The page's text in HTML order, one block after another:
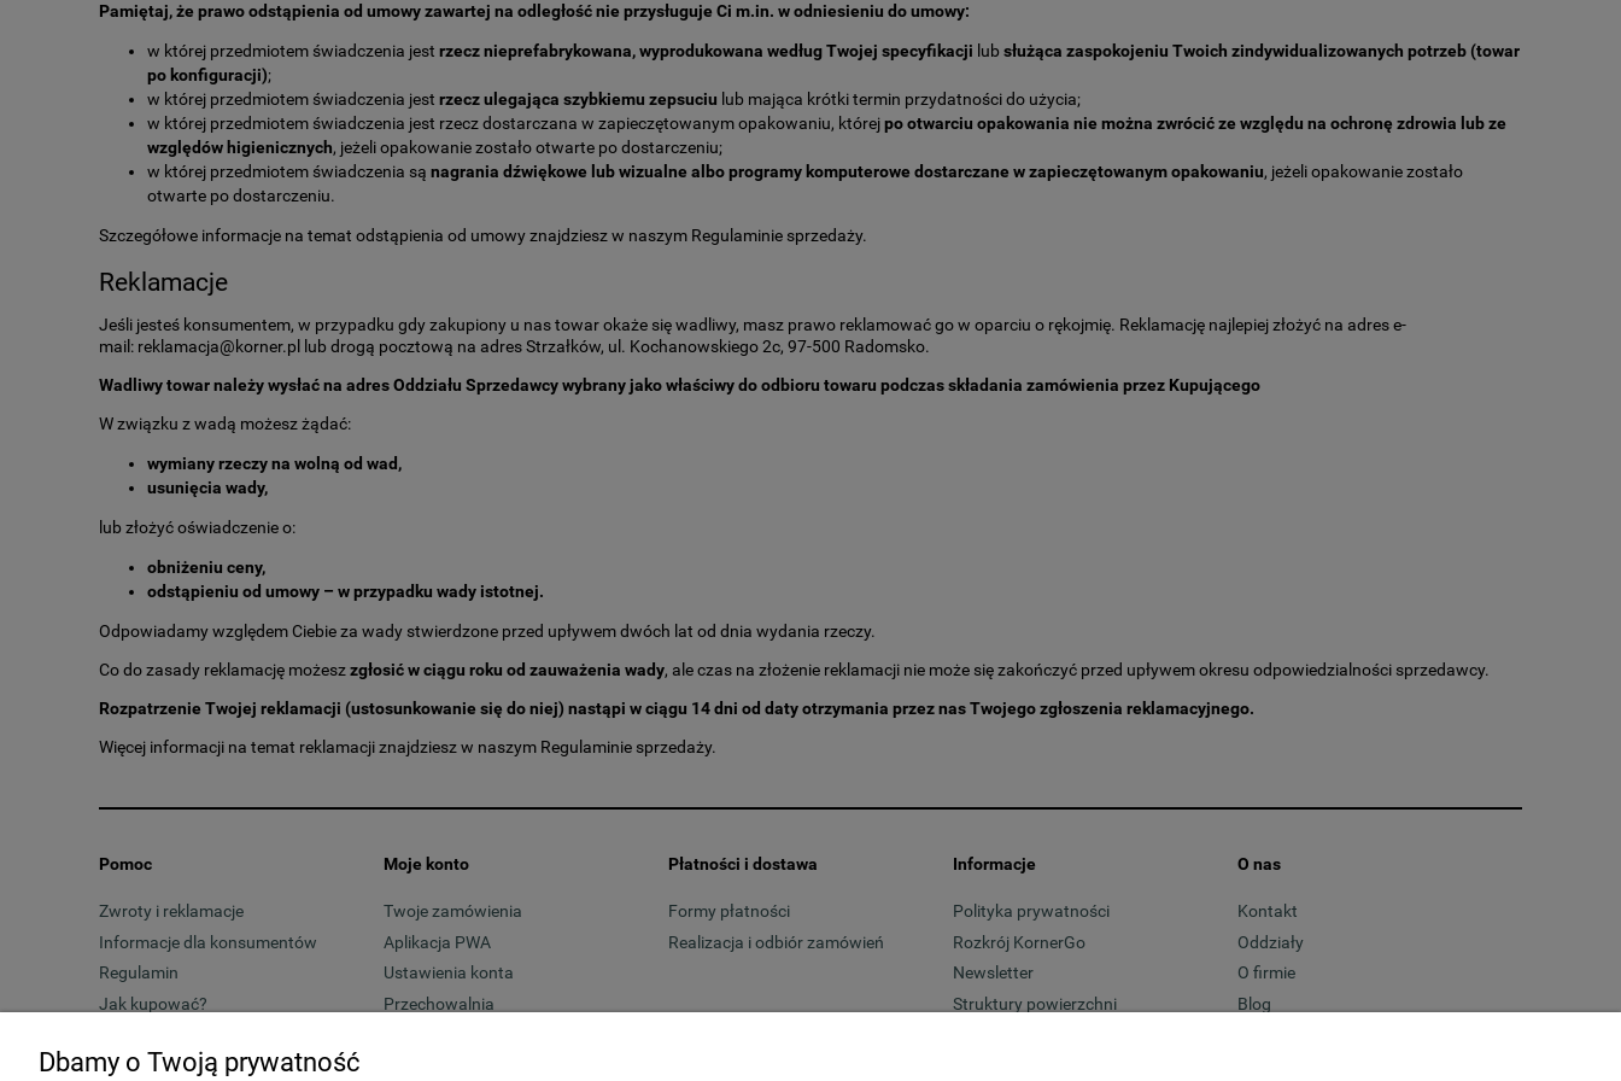
Pamiętaj, że prawo odstąpienia od umowy zawartej na odległość nie przysługuje Ci m.in. w odniesieniu do umowy:
w której przedmiotem świadczenia jest rzecz nieprefabrykowana, wyprodukowana według Twojej specyfikacji lubsłużąca zaspokojeniu Twoich zindywidualizowanych potrzeb (towar
po konfiguracji);
w której przedmiotem świadczenia jest rzecz ulegająca szybkiemu zepsuciu lub mająca krótki termin przydatności do użycia;
w której przedmiotem świadczenia jest rzecz dostarczana w zapieczętowanym opakowaniu, którejpo otwarciu opakowania nie można zwrócić ze względu na ochronę zdrowia lub ze
względów higienicznych, jeżeli opakowanie zostało otwarte po dostarczeniu;
w której przedmiotem świadczenia są nagrania dźwiękowe lub wizualne albo programy komputerowe dostarczane w zapieczętowanym opakowaniu, jeżeli opakowanie zostało
otwarte po dostarczeniu.
Szczegółowe informacje na temat odstąpienia od umowy znajdziesz w naszym Regulaminie sprzedaży.
Reklamacje
Jeśli jesteś konsumentem, w przypadku gdy zakupiony u nas towar okaże się wadliwy, masz prawo reklamować go w oparciu o rękojmię. Reklamację najlepiej złożyć na adres e-
mail: reklamacja@korner.pl lub drogą pocztową na adres Strzałków, ul. Kochanowskiego 2c, 97-500 Radomsko.
Wadliwy towar należy wysłać na adres Oddziału Sprzedawcy wybrany jako właściwy do odbioru towaru podczas składania zamówienia przez Kupującego
W związku z wadą możesz żądać:
wymiany rzeczy na wolną od wad,
usunięcia wady,
lub złożyć oświadczenie o:
obniżeniu ceny,
odstąpieniu od umowy – w przypadku wady istotnej.
Odpowiadamy względem Ciebie za wady stwierdzone przed upływem dwóch lat od dnia wydania rzeczy.
Co do zasady reklamację możeszzgłosić w ciągu roku od zauważenia wady, ale czas na złożenie reklamacji nie może się zakończyć przed upływem okresu odpowiedzialności sprzedawcy.
Rozpatrzenie Twojej reklamacji (ustosunkowanie się do niej) nastąpi w ciągu 14 dni od daty otrzymania przez nas Twojego zgłoszenia reklamacyjnego.
Więcej informacji na temat reklamacji znajdziesz w naszym Regulaminie sprzedaży.
Pomoc
Zwroty i reklamacje
Informacje dla konsumentów
Regulamin
Jak kupować?
Moje konto
Twoje zamówienia
Aplikacja PWA
Ustawienia konta
Przechowalnia
Płatności i dostawa
Formy płatności
Realizacja i odbiór zamówień
Informacje
Polityka prywatności
Rozkrój KornerGo
Newsletter
Struktury powierzchni
O nas
Kontakt
Oddziały
O firmie
Blog
Dbamy o Twoją prywatność